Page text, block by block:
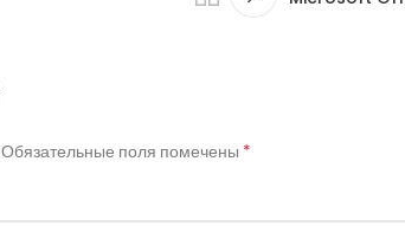
Обязательные поля помечены *